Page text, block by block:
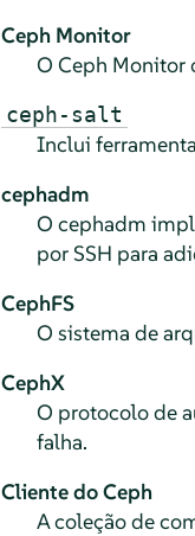
Ceph Monitor
O Ceph Monitor
ceph-salt
Inclui
cephadm
O cephadm
por SSH para
CephFS
O sistema de
CephX
O protocolo de
falha.
Cliente do Ceph
A coleção de